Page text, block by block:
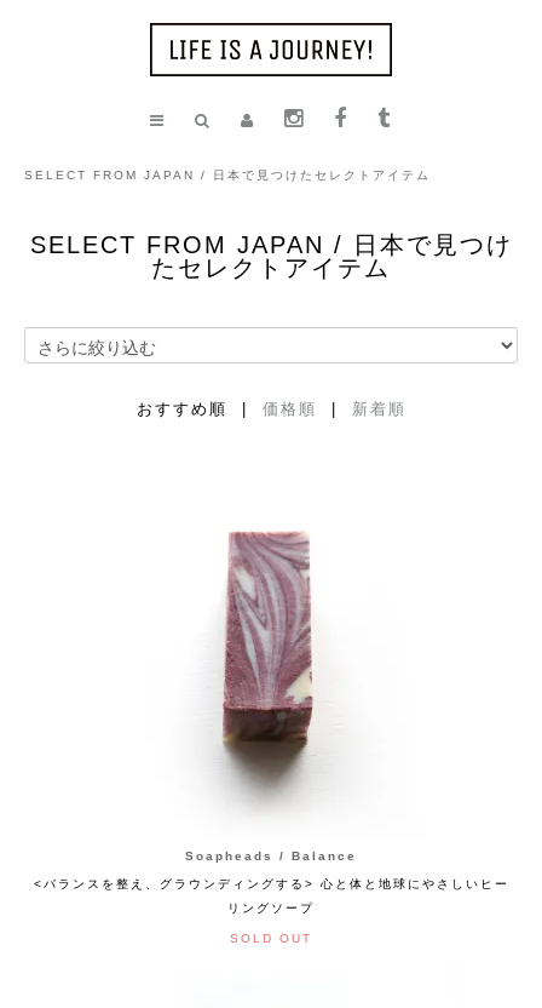
SELECT FROM JAPAN / 日本で見つけたセレクトアイテム
SELECT FROM JAPAN / 日本で見つけ
たセレクトアイテム
おすすめ順 | 価格順 新着順
Soapheads / Balance
<バランスを整え、グラウンディングする> 心と体と地球にやさしいヒー
リングソープ
SOLD OUT